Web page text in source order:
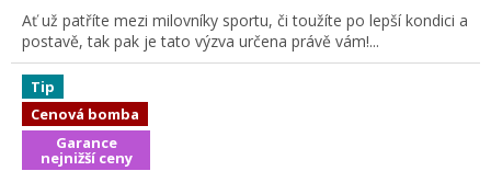
Ať už patříte mezi milovníky sportu, či toužíte po lepší kondici a
postavě, tak pak je tato výzva určena právě vám!...
Tip
Cenová bomba
Garance
nejnižší ceny